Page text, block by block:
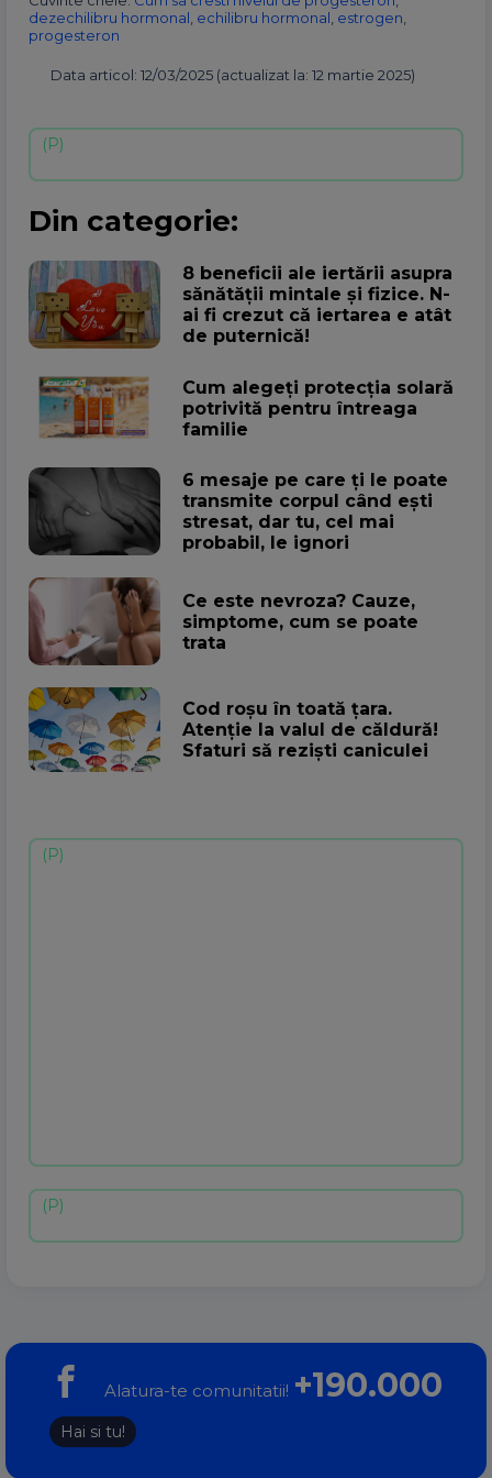
dezechilibru hormonal echilibru hormonal estrogen
progesteron
Data articol: 12/03/2025 (actualizat la: 12 martie 2025)
Din categorie:
8 beneficii ale iertării asupra
sănătății mintale și fizice. N-
ai fi crezut că iertarea e atât
de puternică!
Cum alegeţi protecţia solară
potrivită pentru întreaga
familie
6 mesaje pe care ți le poate
transmite corpul când ești
stresat, dar tu, cel mai
probabil, le ignori
Ce este nevroza? Cauze,
simptome, cum se poate
trata
Cod roșu în toată țara.
Atenţie la valul de căldură!
Sfaturi să rezişti caniculei
Alatura-te comunitatii! +190.000
Hai si tu!